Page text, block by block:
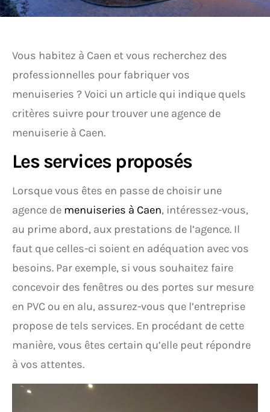
Vous habitez à Caen et vous recherchez des
professionnelles pour fabriquer vos
menuiseries ? Voici un article qui indique quels
critères suivre pour trouver une agence de
menuiserie à Caen.
Les services proposés
Lorsque vous êtes en passe de choisir une
agence de menuiseries à Caen, intéressez-vous,
au prime abord, aux prestations de l’agence. Il
faut que celles-ci soient en adéquation avec vos
besoins. Par exemple, si vous souhaitez faire
concevoir des fenêtres ou des portes sur mesure
en PVC ou en alu, assurez-vous que l’entreprise
propose de tels services. En procédant de cette
manière, vous êtes certain qu’elle peut répondre
à vos attentes.